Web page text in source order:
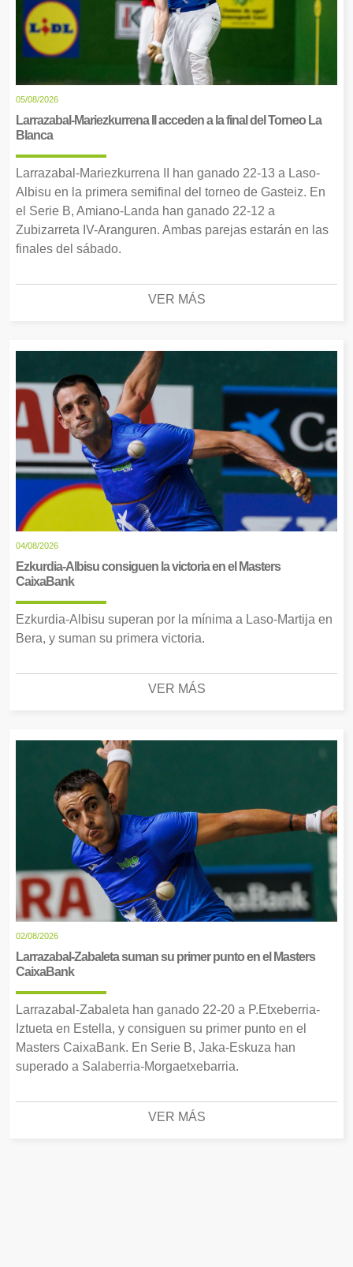
05/08/2026
Larrazabal-Mariezkurrena II acceden a la final del Torneo La
Blanca
Larrazabal-Mariezkurrena II han ganado 22-13 a Laso-
Albisu en la primera semifinal del torneo de Gasteiz. En
el Serie B, Amiano-Landa han ganado 22-12 a
Zubizarreta IV-Aranguren. Ambas parejas estarán en las
finales del sábado.
VER MÁS
04/08/2026
Ezkurdia-Albisu consiguen la victoria en el Masters
CaixaBank
Ezkurdia-Albisu superan por la mínima a Laso-Martija en
Bera, y suman su primera victoria.
VER MÁS
02/08/2026
Larrazabal-Zabaleta suman su primer punto en el Masters
CaixaBank
Larrazabal-Zabaleta han ganado 22-20 a P.Etxeberria-
Iztueta en Estella, y consiguen su primer punto en el
Masters CaixaBank. En Serie B, Jaka-Eskuza han
superado a Salaberria-Morgaetxebarria.
VER MÁS